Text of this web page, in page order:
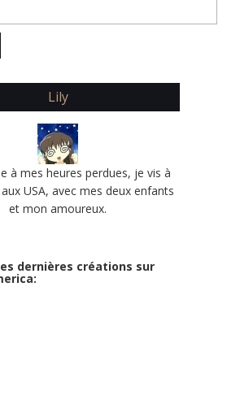
Lily
à mes heures perdues, je vis à
USA, avec mes deux enfants
et mon amoureux.
dernières créations sur